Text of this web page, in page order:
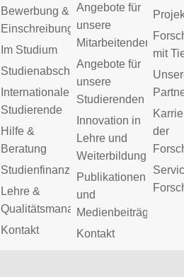
Bewerbung &
Einschreibung
Im Studium
Studienabschluss
Internationale
Studierende
Hilfe &
Beratung
Studienfinanzierung
Lehre &
Qualitätsmanagement
Kontakt
Angebote für
unsere
Mitarbeitenden
Angebote für
unsere
Studierenden
Innovation in
Lehre und
Weiterbildung
Publikationen
und
Medienbeiträge
Kontakt
mit
der